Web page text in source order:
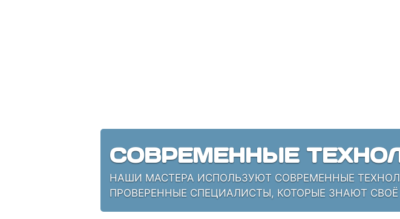
СОВРЕМЕННЫЕ
НАШИ МАСТЕРА ИСПОЛЬЗУЮТ СОВРЕМЕННЫЕ
ПРОВЕРЕННЫЕ СПЕЦИАЛИСТЫ, КОТОРЫЕ ЗНАЮТ СВОЁ